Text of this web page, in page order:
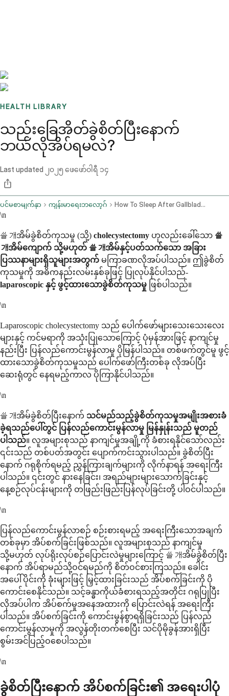
HEALTH LIBRARY
သည်းခြေအိတ်ခွဲစိတ်ပြီးနောက်
ဘယ်လိုအိပ်ရမလဲ?
Last updated ၂၀၂၅ ဖေဖော်ဝါရီ ၁၄
ပင်မစာမျက်နှာ ကျန်းမာရေးဘလော့ဂ် How To Sleep After Gallbladder Surgery
\n
쓸개အိမ်ခွဲစိတ်ကုသမှု (သို့) cholecystectomy ဟုလည်းခေါ်သော 쓸
개အိမ်ကျောက် သို့မဟုတ် 쓸개အိမ်နှင့်ပတ်သက်သော အခြား
ပြဿနာများရှိသူများအတွက် မကြာခဏလိုအပ်ပါသည်။ ဤခွဲစိတ်
ကုသမှုကို အဓိကနည်းလမ်းနှစ်ခုဖြင့် ပြုလုပ်နိုင်ပါသည်-
laparoscopic နှင့် ဖွင့်ထားသောခွဲစိတ်ကုသမှု ဖြစ်ပါသည်။
\n
Laparoscopic cholecystectomy သည် ပေါက်ဖော်များသေးသေးလေး
များနှင့် ကင်မရာကို အသုံးပြုသောကြောင့် ပုံမှန်အားဖြင့် နာကျင်မှု
နည်းပြီး ပြန်လည်ကောင်းမွန်လာမှု ပိုမြန်ပါသည်။ တစ်ဖက်တွင်မူ ဖွင့်
ထားသောခွဲစိတ်ကုသမှုသည် ပေါက်ဖော်ကြီးတစ်ခု လိုအပ်ပြီး
ဆေးရုံတွင် နေရမည့်ကာလ ပိုကြာနိုင်ပါသည်။
\n
쓸개အိမ်ခွဲစိတ်ပြီးနောက် သင်မည်သည့်ခွဲစိတ်ကုသမှုအမျိုးအစားခံ
ခဲ့ရသည်ပေါ်တွင် ပြန်လည်ကောင်းမွန်လာမှု မြန်နှုန်းသည် မူတည်
ပါသည်။ လူအများစုသည် နာကျင်မှုအချို့ကို ခံစားရနိုင်သော်လည်း
၎င်းသည် တစ်ပတ်အတွင်း ပျောက်ကင်းသွားပါသည်။ ခွဲစိတ်ပြီး
နောက် ဂရုစိုက်ရမည့် ညွှန်ကြားချက်များကို လိုက်နာရန် အရေးကြီး
ပါသည်။ ၎င်းတွင် နားနေခြင်း၊ အရည်များများသောက်ခြင်းနှင့်
နေ့စဉ်လုပ်ငန်းများကို တဖြည်းဖြည်းပြန်လုပ်ခြင်းတို့ ပါဝင်ပါသည်။
\n
ပြန်လည်ကောင်းမွန်လာစဉ် စဉ်းစားရမည့် အရေးကြီးသောအချက်
တစ်ခုမှာ အိပ်စက်ခြင်းဖြစ်သည်။ လူအများစုသည် နာကျင်မှု
သို့မဟုတ် လုပ်ရိုးလုပ်စဉ်ပြောင်းလဲမှုများကြောင့် 쓸개အိမ်ခွဲစိတ်ပြီး
နောက် အိပ်ရာမည်သို့ဝင်ရမည်ကို စိတ်ဝင်စားကြသည်။ ခေါင်း
အပေါ်ပိုင်းကို ခုံးများဖြင့် မြှင့်ထားခြင်းသည် အိပ်စက်ခြင်းကို ပို
ကောင်းစေနိုင်သည်။ သင့်ခန္ဓာကိုယ်ခံစားရသည့်အတိုင်း ဂရုပြုပြီး
လိုအပ်ပါက အိပ်စက်မှုအနေအထားကို ပြောင်းလဲရန် အရေးကြီး
ပါသည်။ အိပ်စက်ခြင်းကို ကောင်းမွန်စွာရရှိခြင်းသည် ပြန်လည်
ကောင်းမွန်လာမှုကို အလွန်တိုးတက်စေပြီး သင်ပိုမိုခွန်အားရှိပြီး
စွမ်းအင်ပြည့်ဝစေပါသည်။
\n
ခွဲစိတ်ပြီးနောက် အိပ်စက်ခြင်း၏ အရေးပါပုံ